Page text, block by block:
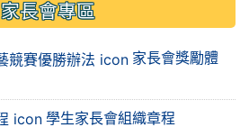
家長會專區
家長會獎勵體
學生家長會組織章程